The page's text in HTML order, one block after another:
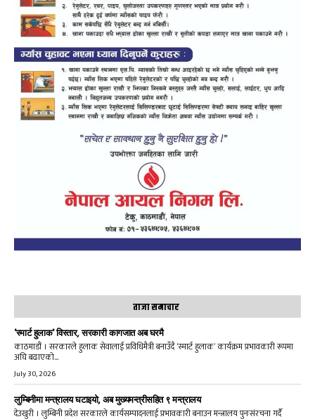
ताजा समाचार
‘स्मार्ट हुलाक’ विस्तार, सरकारी कागजात अब घरमै
काठमाडौं । सरकारले हुलाक सेवालाई प्रविधिमैत्री बनाउँदै ‘स्मार्ट हुलाक’ कार्यक्रम प्रभावकारी रूपमा
अघि बढाएको...
July 30, 2026
लुम्बिनीमा मन्त्रालय घटाइयो, अब मुख्यमन्त्रीसहित ९ मन्त्रालय
देउखुरी । लुम्बिनी प्रदेश सरकारले कार्यसम्पादनलाई प्रभावकारी बनाउन मन्त्रालय पुनःसंरचना गर्दै